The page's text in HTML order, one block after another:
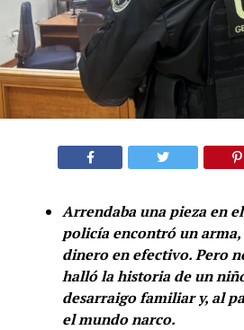
Arrendaba una pieza en
policía encontró un arma,
dinero en efectivo. Pero
halló la historia de un
desarraigo familiar y, al
el mundo narco.